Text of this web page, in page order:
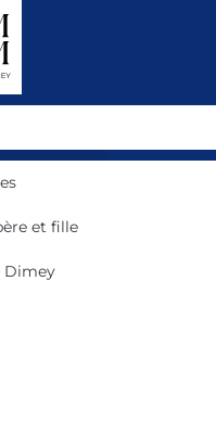
et fille
Dimey